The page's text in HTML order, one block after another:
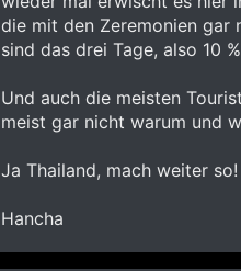
die mit den Zeremonien gar
sind das drei Tage, also 10
Und auch die meisten
meist gar nicht warum und
Ja Thailand, mach weiter so!
Hancha